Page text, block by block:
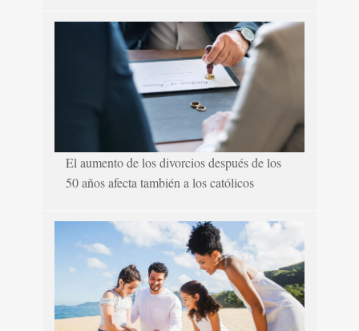
El aumento de los divorcios después de los
50 años afecta también a los católicos